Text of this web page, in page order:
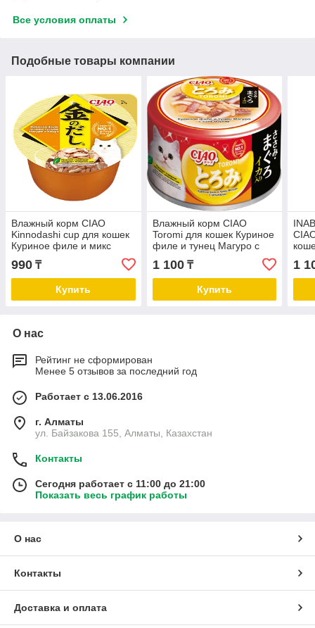
Все условия оплаты
Подобные товары компании
Влажный корм CIAO
Kinnodashi cup для кошек
Куриное филе и микс
тунцов Магуро и Кацуо,
консервы 70г
990 ₸
Купить
Влажный корм CIAO
Toromi для кошек Куриное
филе и тунец Магуро с
кальмаром в бульоне,
консервы 80г
1 100₸
Купить
в
1
О нас
Рейтинг не сформирован
Менее 5 отзывов за последний год
Работает с 13.06.2016
г. Алматы
ул. Байзакова 155, Алматы, Казахстан
Контакты
Сегодня работает с 11:00 до 21:00
Показать весь график работы
О нас
Контакты
Доставка и оплата